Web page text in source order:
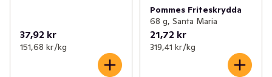
37,92 kr
151,68 kr /kg
Pommes Friteskrydda
68 g, Santa Maria
21,72 kr
319,41 kr /kg